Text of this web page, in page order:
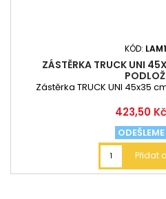
KÓD:
ZÁSTĚRKA TRUCK UNI
Zástěrka TRUCK UNI 45x35
Cena
423,50 Kč
Přidat